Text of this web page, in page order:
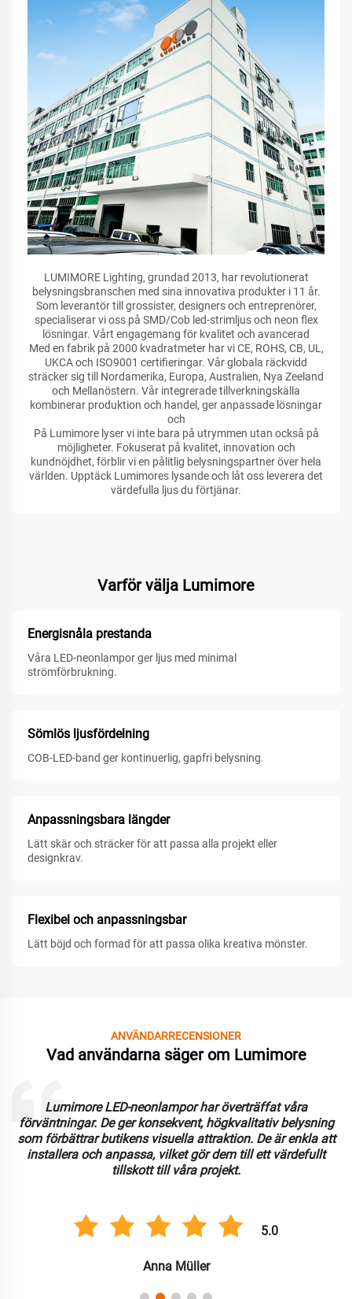
LUMIMORE Lighting, grundad 2013, har revolutionerat
belysningsbranschen med sina innovativa produkter i 11 år.
Som leverantör till grossister, designers och entreprenörer,
specialiserar vi oss på SMD/Cob led-strimljus och neon flex
lösningar. Vårt engagemang för kvalitet och avancerad
Med en fabrik på 2000 kvadratmeter har vi CE, ROHS, CB, UL,
UKCA och ISO9001 certifieringar. Vår globala räckvidd
sträcker sig till Nordamerika, Europa, Australien, Nya Zeeland
och Mellanöstern. Vår integrerade tillverkningskälla
kombinerar produktion och handel, ger anpassade lösningar
och
På Lumimore lyser vi inte bara på utrymmen utan också på
möjligheter. Fokuserat på kvalitet, innovation och
kundnöjdhet, förblir vi en pålitlig belysningspartner över hela
världen. Upptäck Lumimores lysande och låt oss leverera det
värdefulla ljus du förtjänar.
Varför välja Lumimore
Energisnåla prestanda
Våra LED-neonlampor ger ljus med minimal
strömförbrukning.
Sömlös ljusfördelning
COB-LED-band ger kontinuerlig, gapfri belysning.
Anpassningsbara längder
Lätt skär och sträcker för att passa alla projekt eller
designkrav.
Flexibel och anpassningsbar
Lätt böjd och formad för att passa olika kreativa mönster.
ANVÄNDARRECENSIONER
Vad användarna säger om Lumimore
Lumimore LED-neonlampor har överträffat våra
förväntningar. De ger konsekvent, högkvalitativ belysning
som förbättrar butikens visuella attraktion. De är enkla att
installera och anpassa, vilket gör dem till ett värdefullt
tillskott till våra projekt.
5.0
Anna Müller